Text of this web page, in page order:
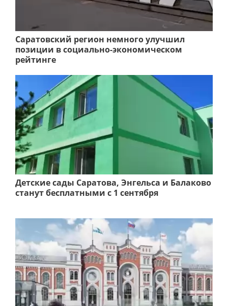
Саратовский регион немного улучшил
позиции в социально-экономическом
рейтинге
Детские сады Саратова, Энгельса и Балаково
станут бесплатными с 1 сентября